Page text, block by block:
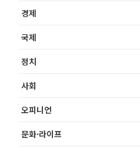
경제
국제
정치
사회
오피니언
문화·라이프